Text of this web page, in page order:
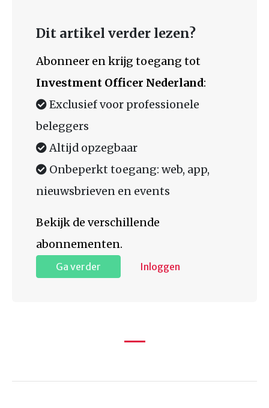
Dit artikel verder lezen?
Abonneer en krijg toegang tot
Investment Officer Nederland:
Exclusief voor professionele
beleggers
Altijd opzegbaar
Onbeperkt toegang: web, app,
nieuwsbrieven en events
Bekijk de verschillende
abonnementen.
Ga verder Inloggen